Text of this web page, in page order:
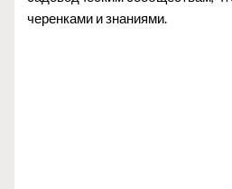
черенками и знаниями.